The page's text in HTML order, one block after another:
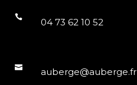
04 73 62 10 52
auberge@auberge.fr